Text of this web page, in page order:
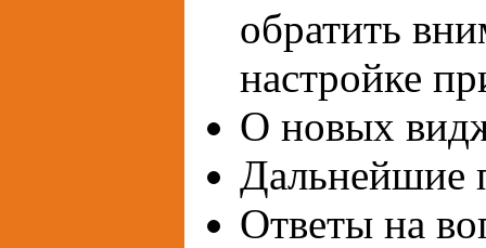
обратить
настройке
О новых
Дальнейшие
Ответы на